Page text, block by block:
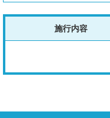
施行内容